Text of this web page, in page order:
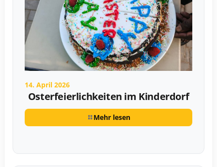
14. April 2026
Osterfeierlichkeiten im Kinderdorf
Mehr lesen